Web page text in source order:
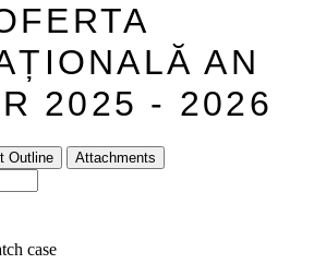
AN
2025 - 2026